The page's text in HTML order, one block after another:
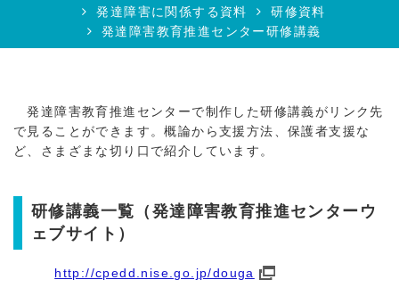
発達障害に関係する資料
研修資料
発達障害教育推進センター研修講義
発達障害教育推進センターで制作した研修講義がリンク先
で見ることができます。概論から支援方法、保護者支援な
ど、さまざまな切り口で紹介しています。
研修講義一覧（発達障害教育推進センターウ
ェブサイト）
http://cpedd.nise.go.jp/douga